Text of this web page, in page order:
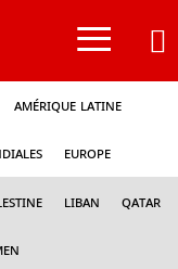
≡
Amérique latine
Europe
Liban Qatar